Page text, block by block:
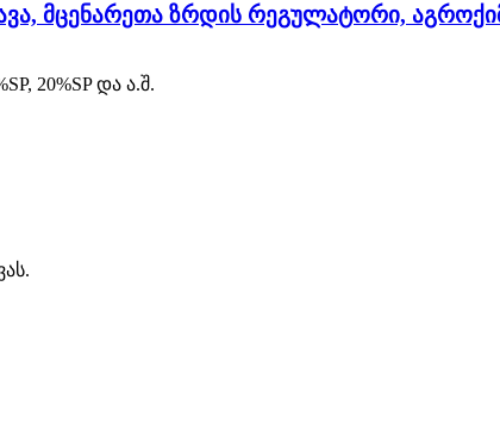
მცენარეთა ზრდის რეგულატორი,
20%SP და ა.შ.